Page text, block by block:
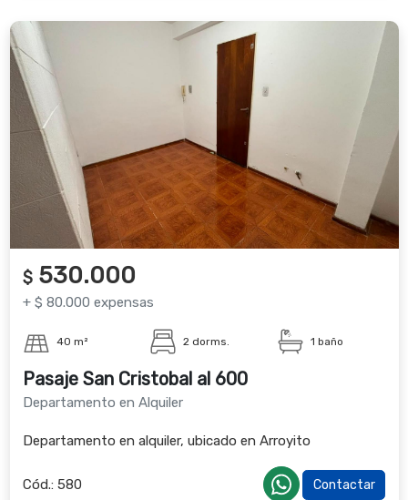
$ 530.000
+ $ 80.000 expensas
40 m² 2 dorms. 1 baño
Pasaje San Cristobal al 600
Departamento en Alquiler
Departamento en alquiler, ubicado en Arroyito
Cód.: 580 Contactar